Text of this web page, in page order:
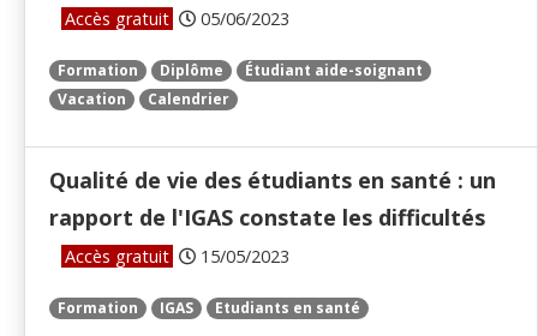
Accès gratuit 05/06/2023
Formation Diplôme
Étudiant aide-soignant
Vacation
Calendrier
Qualité de vie des étudiants en santé : un
rapport de l'IGAS constate les difficultés
Accès gratuit 15/05/2023
Formation IGAS Etudiants en santé